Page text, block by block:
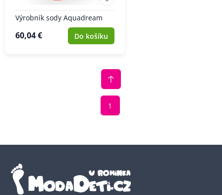
Výrobník sody Aquadream
60,04 € Do košíku
1